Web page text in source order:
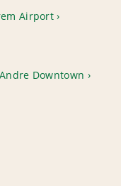
Airport
Downtown